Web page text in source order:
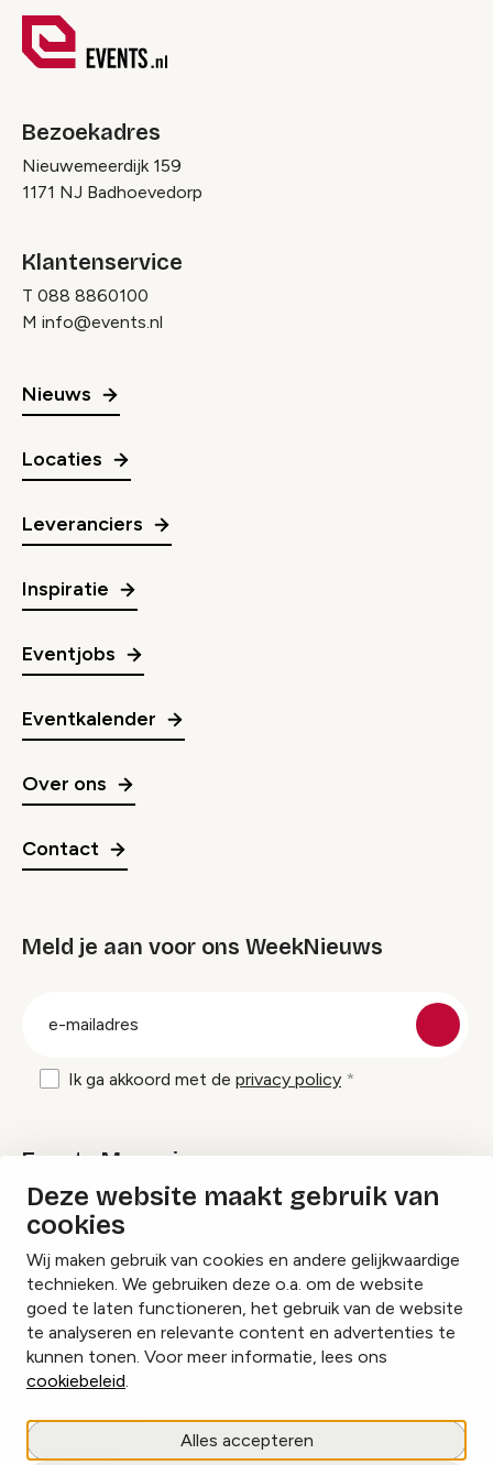
Deze website maakt gebruik van
cookies
Wij maken gebruik van cookies en andere gelijkwaardige
technieken. We gebruiken deze o.a. om de website
goed te laten functioneren, het gebruik van de website
te analyseren en relevante content en advertenties te
kunnen tonen. Voor meer informatie, lees ons
cookiebeleid.
Alles accepteren
Bezoekadres
Nieuwemeerdijk 159
1171 NJ Badhoevedorp
Klantenservice
T 088 8860100
M info@events.nl
Nieuws
Locaties
Leveranciers
Inspiratie
Eventjobs
Eventkalender
Over ons
Contact
Meld je aan voor ons WeekNieuws
Ik ga akkoord met de privacy policy
Events Magazine
Ik ontvang graag Events Magazine
InstagramFacebookLinkedIn
Cookies beheren
Privacy policy